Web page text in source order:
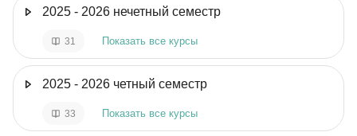
2025 - 2026 нечетный семестр
31 Показать все курсы
2025 - 2026 четный семестр
33 Показать все курсы